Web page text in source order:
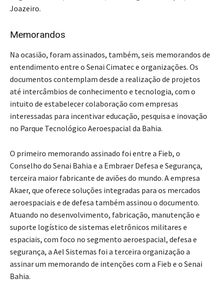
Joazeiro.
Memorandos
Na ocasião, foram assinados, também, seis memorandos de
entendimento entre o Senai Cimatec e organizações. Os
documentos contemplam desde a realização de projetos
até intercâmbios de conhecimento e tecnologia, com o
intuito de estabelecer colaboração com empresas
interessadas para incentivar educação, pesquisa e inovação
no Parque Tecnológico Aeroespacial da Bahia.
O primeiro memorando assinado foi entre a Fieb, o
Conselho do Senai Bahia e a Embraer Defesa e Segurança,
terceira maior fabricante de aviões do mundo. A empresa
Akaer, que oferece soluções integradas para os mercados
aeroespaciais e de defesa também assinou o documento.
Atuando no desenvolvimento, fabricação, manutenção e
suporte logístico de sistemas eletrônicos militares e
espaciais, com foco no segmento aeroespacial, defesa e
segurança, a Ael Sistemas foi a terceira organização a
assinar um memorando de intenções com a Fieb e o Senai
Bahia.